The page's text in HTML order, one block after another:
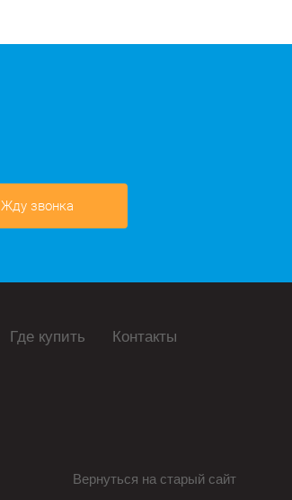
Жду звонка
Где купить Контакты
Вернуться на старый сайт